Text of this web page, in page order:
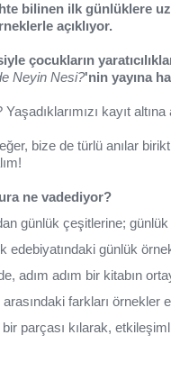
bilinen ilk günlüklere
açıklıyor.
çocukların
Neyin Nesi?'nin yayına
kayıt
bize de türlü anılar
ne vadediyor?
günlük çeşitlerine;
günlük
adım adım bir kitabın
farkları örnekler
bir parçası kılarak,